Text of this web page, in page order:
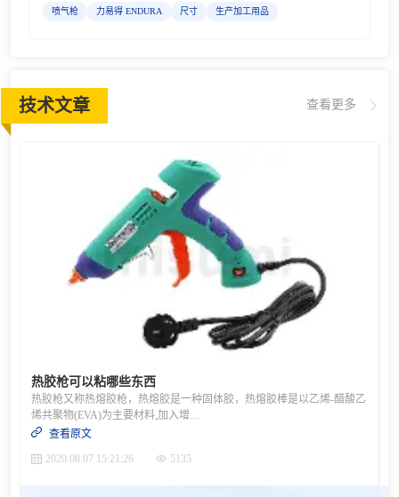
喷气枪 力易得 ENDURA 尺寸 生产加工用品
技术文章 查看更多
热胶枪可以粘哪些东西
热胶枪又称热熔胶枪，热熔胶是一种固体胶，热熔胶棒是以乙烯-醋酸乙
烯共聚物(EVA)为主要材料,加入增粘剂与其它成分配合而成的固体型粘合剂，一般为白色不透明，无毒害、操作方便，连续使用没有炭化现象。具有快速粘合、强度高、耐老化、无毒害、热稳定性好、胶膜韧性等特点。形状有棒、粒状，使用方法是通过热熔胶枪加温熔化后打在需要粘结固定的地方。热胶枪一般可以用来粘金属制品、木制品、塑料制品、纸制品、皮革制品、玩具、电器元件、陶瓷制品、织品、珍珠棉包装等等，在家庭生活和工厂制造业中都有着广泛的应用。热胶枪的使用注意事项如下：1、热胶枪插上电源前，请先检查电源线是否完好无损、支架是否俱备；已使用过的胶枪是否有倒胶等现象；2、热胶枪在使用前先预热3-5分钟，热胶枪在不用时请直立于桌面；3、保持热熔胶条表面干净，防止杂质堵住枪嘴；4、避免在潮湿环境下使用热胶枪，湿度会影响绝缘性能，可能会导致触电；5、热胶枪喷嘴及熔胶非常高温，除手柄外，不可接触其它部分；6、切勿从进胶口拉出胶条，热熔胶会导致严重灼伤或损坏热胶枪；7、不可随意拆卸及安装其电热部分零件，否则会导致热胶枪失灵；8、除了熔胶外，不可作任何其他用途；9、热胶枪中的胶条若发生倒流现象时，要立即停止使用；10、热胶枪连续加热超过15分钟不用，要切断电源。
查看原文
2020.08.07 15:21:26
5135